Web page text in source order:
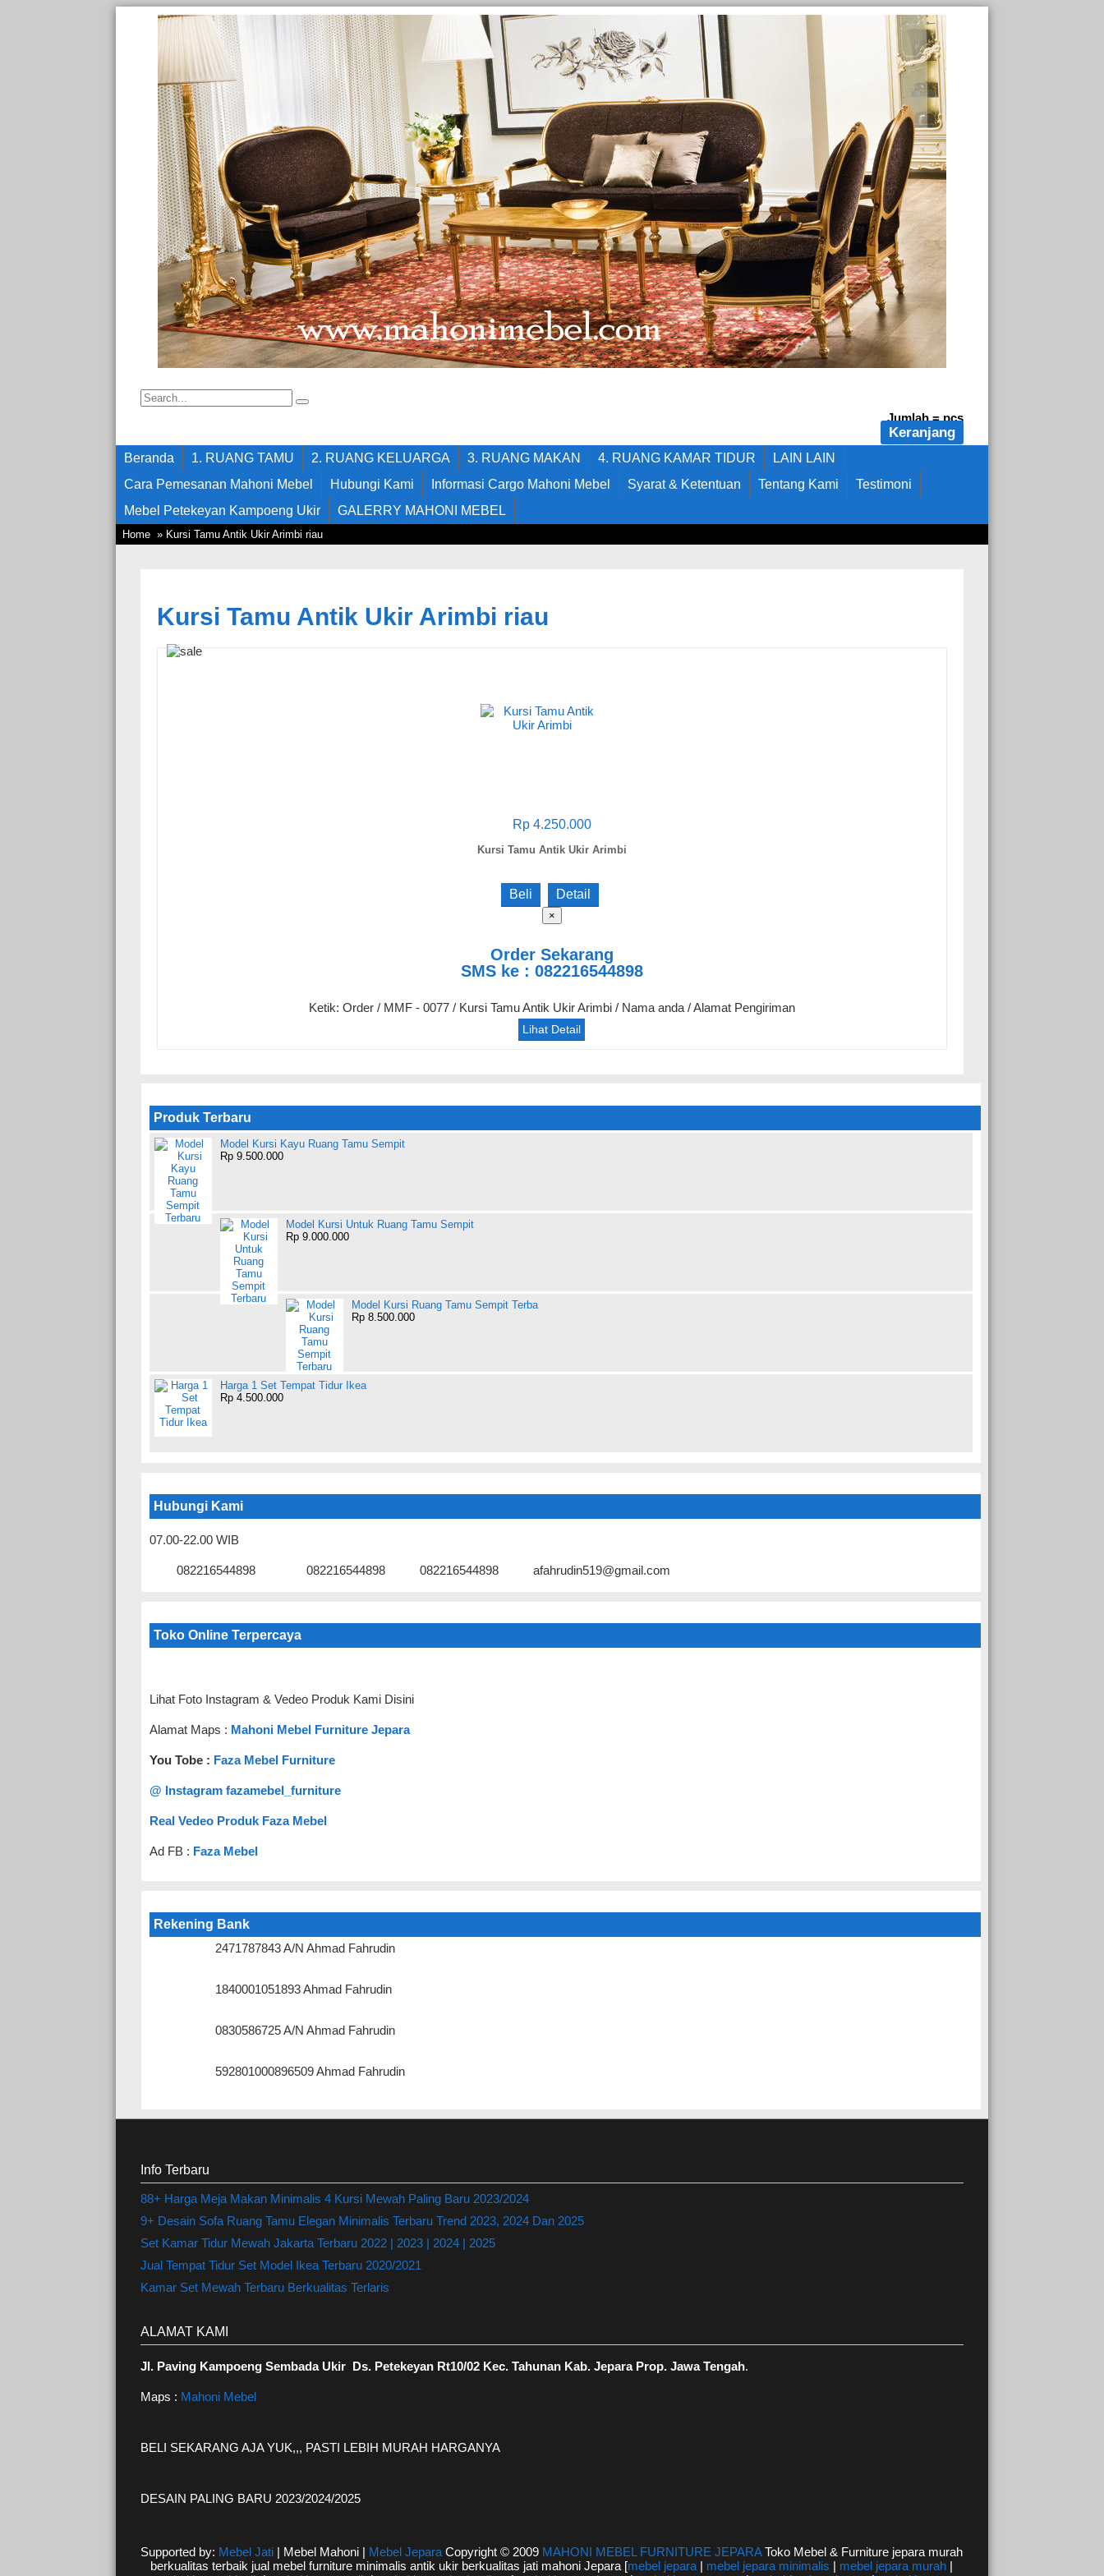
Jumlah =pcs
Keranjang
Beranda 1. RUANG TAMU 2. RUANG KELUARGA 3. RUANG MAKAN 4. RUANG KAMAR TIDUR
LAIN LAIN
Cara Pemesanan Mahoni Mebel
Hubungi Kami Informasi Cargo Mahoni Mebel Syarat & Ketentuan Tentang Kami
Testimoni
Mebel Petekeyan Kampoeng Ukir
GALERRY MAHONI MEBEL
Home » Kursi Tamu Antik Ukir Arimbi riau
Kursi Tamu Antik Ukir Arimbi riau
Rp 4.250.000
Kursi Tamu Antik Ukir Arimbi
Beli Detail
×
Order Sekarang
SMS ke : 082216544898
Ketik: Order / MMF - 0077 / Kursi Tamu Antik Ukir Arimbi / Nama anda / Alamat Pengiriman
Lihat Detail
Produk Terbaru
Model Kursi Kayu Ruang Tamu Sempit
Rp 9.500.000
Model Kursi Untuk Ruang Tamu Sempit
Rp 9.000.000
Model Kursi Ruang Tamu Sempit Terba
Rp 8.500.000
Harga 1 Set Tempat Tidur Ikea
Rp 4.500.000
Hubungi Kami
07.00-22.00 WIB
082216544898 082216544898 082216544898 afahrudin519@gmail.com
Toko Online Terpercaya
Lihat Foto Instagram & Vedeo Produk Kami Disini
Alamat Maps : Mahoni Mebel Furniture Jepara
You Tobe : Faza Mebel Furniture
@ Instagram fazamebel_furniture
Real Vedeo Produk Faza Mebel
Ad FB : Faza Mebel
Rekening Bank
2471787843 A/N Ahmad Fahrudin
1840001051893 Ahmad Fahrudin
0830586725 A/N Ahmad Fahrudin
592801000896509 Ahmad Fahrudin
Info Terbaru
88+ Harga Meja Makan Minimalis 4 Kursi Mewah Paling Baru 2023/2024
9+ Desain Sofa Ruang Tamu Elegan Minimalis Terbaru Trend 2023, 2024 Dan 2025
Set Kamar Tidur Mewah Jakarta Terbaru 2022 | 2023 | 2024 | 2025
Jual Tempat Tidur Set Model Ikea Terbaru 2020/2021
Kamar Set Mewah Terbaru Berkualitas Terlaris
ALAMAT KAMI
Jl. Paving Kampoeng Sembada Ukir Ds. Petekeyan Rt10/02 Kec. Tahunan Kab. Jepara Prop. Jawa Tengah.
Maps : Mahoni Mebel
BELI SEKARANG AJA YUK,,, PASTI LEBIH MURAH HARGANYA
DESAIN PALING BARU 2023/2024/2025
Supported by: Mebel Jati | Mebel Mahoni | Mebel Jepara Copyright © 2009 MAHONI MEBEL FURNITURE JEPARAToko Mebel & Furniture jepara murah
berkualitas terbaik jual mebel furniture minimalis antik ukir berkualitas jati mahoni Jepara [mebel jepara | mebel jepara minimalis | mebel jepara murah |